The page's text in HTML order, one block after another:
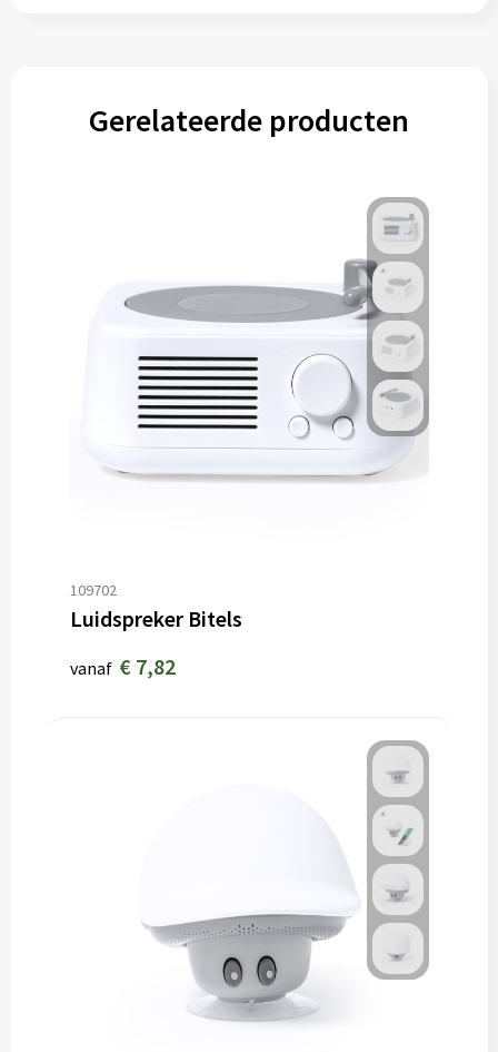
Gerelateerde producten
109702
Luidspreker Bitels
vanaf € 7,82